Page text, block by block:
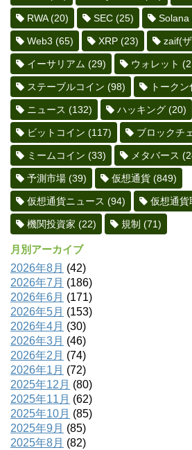
RWA(20) SEC (25) Solana
Web3 (65) XRP (23) zaif(
イーサリアム (29) ウォレット
ステーブルコイン (98) トークン
ニュース (132) ハッキング (20)
ビットコイン (117) ブロックチ
ミームコイン (33) メタバース
予測市場 (39) 仮想通貨 (849)
仮想通貨ニュース (94) 仮想通貨
機関投資家 (22) 規制 (71)
月別アーカイブ
2026年8月 (42)
2026年7月 (186)
2026年6月 (171)
2026年5月 (153)
2026年4月 (30)
2026年3月 (46)
2026年2月 (74)
2026年1月 (72)
2025年12月 (80)
2025年11月 (62)
2025年10月 (85)
2025年9月 (85)
2025年8月 (82)